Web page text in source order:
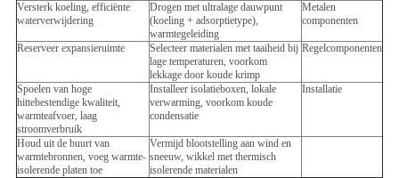
Versterk koeling, efficiënte
waterverwijdering
Drogen met ultralage dauwpunt
(koeling + adsorptietype),
warmtegeleiding
Metalen
componenten
Reserveer expansieruimte
Selecteer materialen met taaiheid bij
lage temperaturen, voorkom
lekkage door koude krimp
Regelcomponenten
Spoelen van hoge
hittebestendige kwaliteit,
warmteafvoer, laag
stroomverbruik
Installeer isolatieboxen, lokale
verwarming, voorkom koude
condensatie
Installatie
Houd uit de buurt van
warmtebronnen, voeg warmte-
isolerende platen toe
Vermijd blootstelling aan wind en
sneeuw, wikkel met thermisch
isolerende materialen